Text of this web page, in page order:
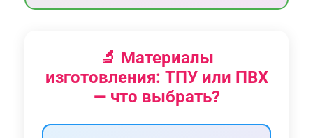
🔬 Материалы
изготовления: ТПУ или ПВХ
— что выбрать?